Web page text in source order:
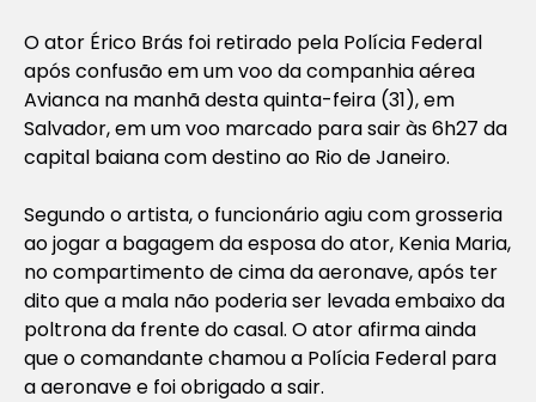
O ator Érico Brás foi retirado pela Polícia Federal
após confusão em um voo da companhia aérea
Avianca na manhã desta quinta-feira (31), em
Salvador, em um voo marcado para sair às 6h27 da
capital baiana com destino ao Rio de Janeiro.
Segundo o artista, o funcionário agiu com grosseria
ao jogar a bagagem da esposa do ator, Kenia Maria,
no compartimento de cima da aeronave, após ter
dito que a mala não poderia ser levada embaixo da
poltrona da frente do casal. O ator afirma ainda
que o comandante chamou a Polícia Federal para
a aeronave e foi obrigado a sair.